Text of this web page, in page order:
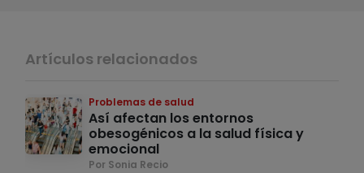
Artículos relacionados
Problemas de salud
Así afectan los entornos
obesogénicos a la salud física y
emocional
Por Sonia Recio